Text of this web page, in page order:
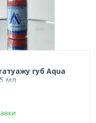
губ Aqua
мл